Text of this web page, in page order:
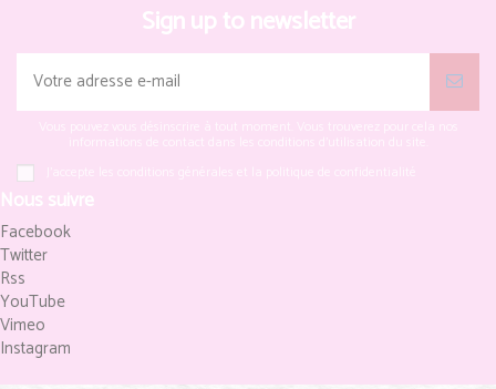
Sign up to newsletter
Nous suivre
Facebook
Twitter
Rss
YouTube
Vimeo
Instagram